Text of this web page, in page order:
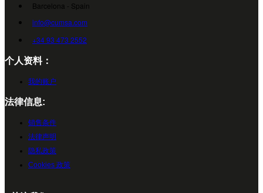
Barcelona - Spain
info@cumsa.com
+34 93 473 2552
个人资料：
我的账户
法律信息:
销售条件
法律声明
隐私政策
Cookies 政策